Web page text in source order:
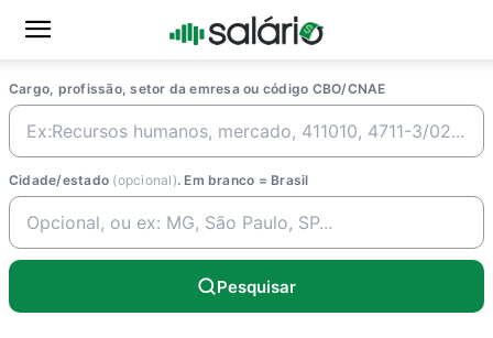
Cargo, profissão, setor da emresa ou código CBO/CNAE
Cidade/estado (opcional). Em branco = Brasil
Pesquisar